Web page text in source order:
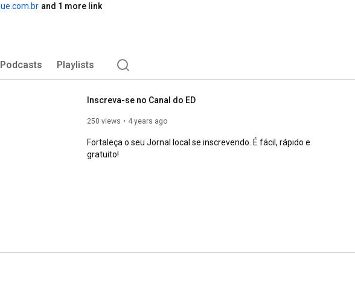
and 1 more link
Podcasts Playlists
Inscreva-se no Canal do ED
250 views 4 years ago
Fortaleça o seu Jornal local se inscrevendo. É fácil, rápido e
gratuito!